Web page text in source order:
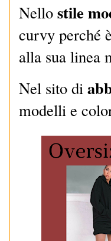
Nello stile
curvy perché
alla sua linea
Nel sito di
modelli e